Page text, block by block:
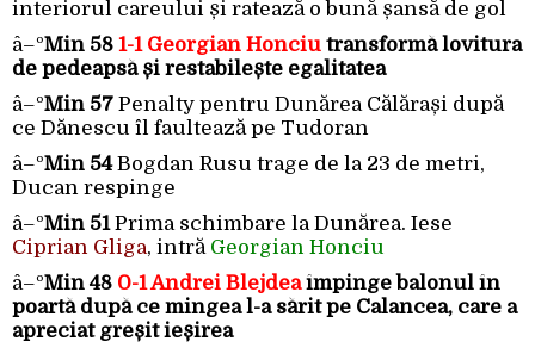
interiorul careului și ratează o bună șansă de gol
â–ºMin 58 1-1 Georgian Honciu transformă lovitura
de pedeapsă și restabilește egalitatea
â–ºMin 57 Penalty pentru Dunărea Călărași după
ce Dănescu îl faultează pe Tudoran
â–ºMin 54Bogdan Rusu trage de la 23 de metri,
Ducan respinge
â–ºMin 51Prima schimbare la Dunărea. Iese
Ciprian Gliga, intră Georgian Honciu
â–ºMin 48 0-1 Andrei Blejdeaîmpinge balonul în
poartă după ce mingea l-a sărit pe Calancea, care a
apreciat greșit ieșirea